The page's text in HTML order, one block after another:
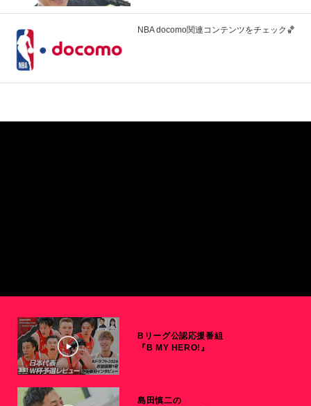
NBA docomo関連コンテンツをチェック🏀
Bリーグ公認応援番組
『B MY HERO!』
島田慎二の